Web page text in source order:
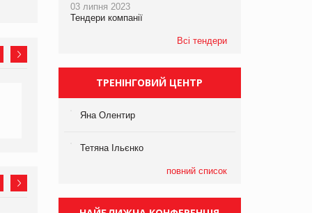
03 липня 2023
Тендери компанії
Всі тендери
ТРЕНІНГОВИЙ ЦЕНТР
Яна Олентир
Тетяна Ільєнко
повний список